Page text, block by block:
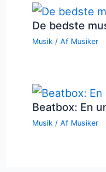
De bedste
Musik / Af Musiker
Beatbox: En
Musik / Af Musiker